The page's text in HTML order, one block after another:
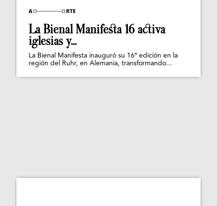
La Bienal Manifesta 16 activa
iglesias y...
La Bienal Manifesta inauguró su 16ª edición en la
región del Ruhr, en Alemania, transformando...